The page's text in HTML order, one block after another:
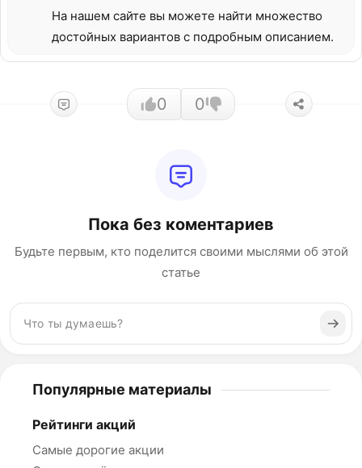
На нашем сайте вы можете найти множество
достойных вариантов с подробным описанием.
0 0
Пока без коментариев
Будьте первым, кто поделится своими мыслями об этой
статье
Популярные материалы
Рейтинги акций
Самые дорогие акции